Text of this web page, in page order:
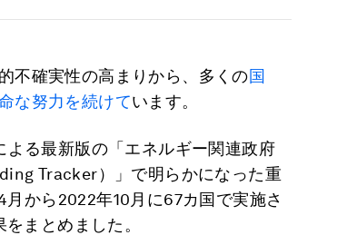
不確実性の高まりから、多くの国
な努力を続けています。
る最新版の「エネルギー関連政府
Tracker）」で明らかになった重
から2022年10月に67カ国で実施さ
まとめました。